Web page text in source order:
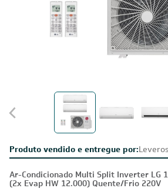
Produto vendido e entregue por:Leveros
Ar-Condicionado Multi Split Inverter LG
(2x Evap HW 12.000) Quente/Frio 220V